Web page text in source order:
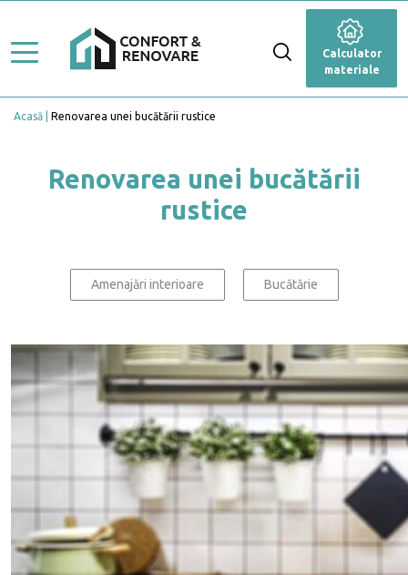
Renovare
Dormitor
Baie
Fațadă
Grădină și terasă
Ghid Lucrări
Calculator
materiale
Acasă Renovarea unei bucătării rustice
Renovarea unei bucătării
rustice
Amenajări interioare Bucătărie